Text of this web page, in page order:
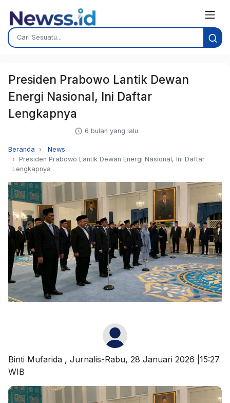
Presiden Prabowo Lantik Dewan
Energi Nasional, Ini Daftar
Lengkapnya
6 bulan yang lalu
Beranda
News
Presiden Prabowo Lantik Dewan Energi Nasional, Ini Daftar
Lengkapnya
Binti Mufarida , Jurnalis-Rabu, 28 Januari 2026 |15:27
WIB